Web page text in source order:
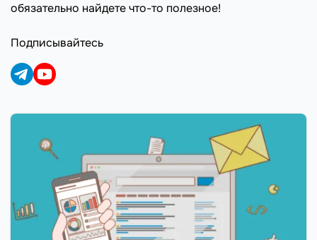
обязательно найдете что-то полезное!
Подписывайтесь